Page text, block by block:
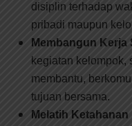
disiplin terhadap
pribadi maupun
Membangun Kerja
kegiatan kelompok,
membantu,
tujuan bersama.
Melatih